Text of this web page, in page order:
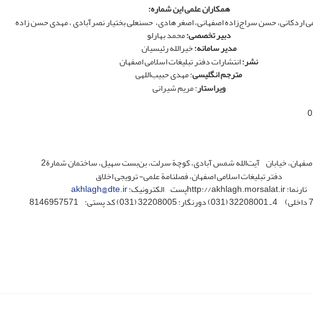
همکاران علمی این شماره:
حسن سراج‌زاده اصفهانی، اصغر هادی، حسنعلی بختیار نصرآبادی ، مهدی حسن زاده
دبیر تخصصی:محمد بهارلو
مدیر سامانه:خیرالله رئیسیان
نشر:انتشارات دفتر تبلیغات اسلامی اصفهان
مترجم انگلیسی: مهدی حبیب‌اللهی
ویراستار: مریم شیرانی
خیابان آیت‌الله شمس آبادی، کوچة سرلت، بن‌بست سهیل، ساختمان شمارة2
دفتر تبلیغات اسلامی اصفهان، فصلنامة علمی- ترویجی اخلاق
تارنما: http://akhlagh.morsalat.irپست الکترونیک: akhlagh@dte.ir